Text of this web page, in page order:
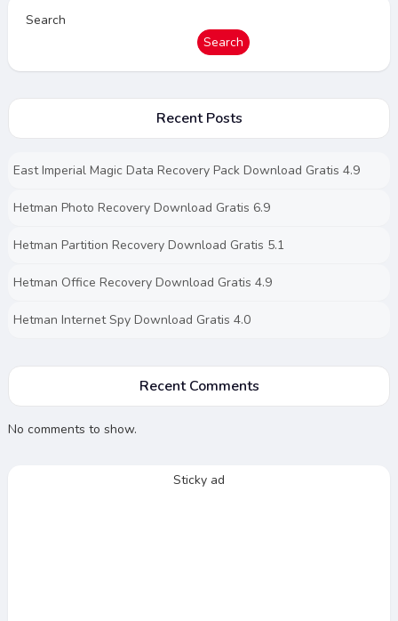
Search
Search
Recent Posts
East Imperial Magic Data Recovery Pack Download Gratis 4.9
Hetman Photo Recovery Download Gratis 6.9
Hetman Partition Recovery Download Gratis 5.1
Hetman Office Recovery Download Gratis 4.9
Hetman Internet Spy Download Gratis 4.0
Recent Comments
No comments to show.
Sticky ad